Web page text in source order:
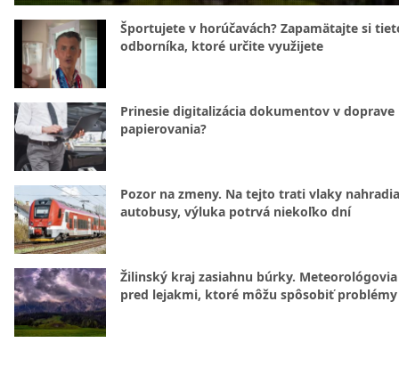
Športujete v horúčavách? Zapamätajte si
odborníka, ktoré určite využijete
Prinesie digitalizácia dokumentov v doprave
papierovania?
Pozor na zmeny. Na tejto trati vlaky nahradia
autobusy, výluka potrvá niekoľko dní
Žilinský kraj zasiahnu búrky.
pred lejakmi, ktoré môžu spôsobiť problémy